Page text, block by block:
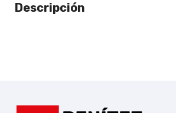
Descripción